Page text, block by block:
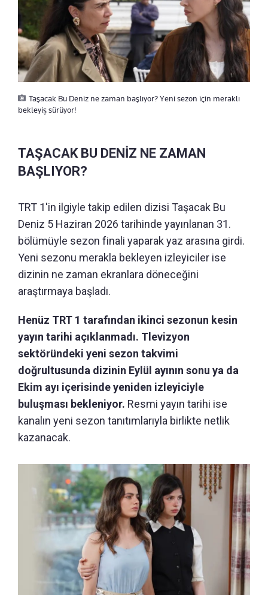
Taşacak Bu Deniz ne zaman başlıyor? Yeni sezon için meraklı
bekleyiş sürüyor!
TAŞACAK BU DENİZ NE ZAMAN
BAŞLIYOR?
TRT 1'in ilgiyle takip edilen dizisi Taşacak Bu
Deniz 5 Haziran 2026 tarihinde yayınlanan 31.
bölümüyle sezon finali yaparak yaz arasına girdi.
Yeni sezonu merakla bekleyen izleyiciler ise
dizinin ne zaman ekranlara döneceğini
araştırmaya başladı.
Henüz TRT 1 tarafından ikinci sezonun kesin
yayın tarihi açıklanmadı. Tlevizyon
sektöründeki yeni sezon takvimi
doğrultusunda dizinin Eylül ayının sonu ya da
Ekim ayı içerisinde yeniden izleyiciyle
buluşması bekleniyor. Resmi yayın tarihi ise
kanalın yeni sezon tanıtımlarıyla birlikte netlik
kazanacak.